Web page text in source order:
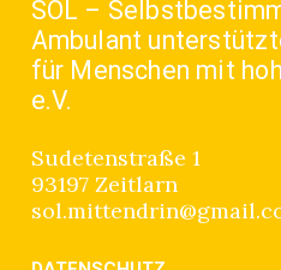
SOL –
Ambulant
für Menschen mit
e.V.
Sudetenstraße 1
93197 Zeitlarn